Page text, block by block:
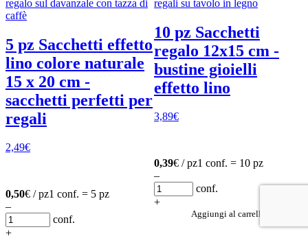
5 pz Sacchetti effetto
lino colore naturale
15 x 20 cm -
sacchetti perfetti per
regali
2,49€
0,50€ / pz1 conf. = 5 pz
–
conf.
+
10 pz Sacchetti
regalo 12x15 cm -
bustine gioielli
effetto lino
3,89€
0,39€ / pz1 conf. = 10 pz
–
conf.
+
Aggiungi al carrello